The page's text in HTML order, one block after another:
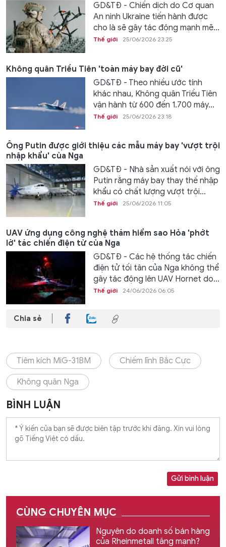
GD&TĐ - Chiến dịch do Cơ quan
An ninh Ukraine tiến hành được
cho là sẽ gây tác động mạnh mẽ...
Thế giới 25/06/2026 23:25
Không quân Triều Tiên 'toàn máy bay đời cũ'
GD&TĐ - Theo nhiều ước tính
khác nhau, Không quân Triều Tiên
vận hành từ 600 đến 1.700 máy...
Thế giới 25/06/2026 23:18
Ông Putin được giới thiệu các mẫu máy bay 'vượt trội
nhập khẩu' của Nga
GD&TĐ - Nhà sản xuất nói với ông
Putin rằng máy bay thay thế nhập
khẩu có chất lượng vượt trội...
Thế giới 25/06/2026 11:05
UAV ứng dụng công nghệ thám hiểm sao Hỏa 'phớt
lờ' tác chiến điện tử của Nga
GD&TĐ - Các hệ thống tác chiến
điện tử tối tân của Nga không thể
gây tác động lên UAV Hornet do...
Thế giới 24/06/2026 06:05
Chia sẻ
Tiêm kích MiG-31BM Chiếm lĩnh Bắc Cực
Không quân Nga
BÌNH LUẬN
Gửi bình luận
CÙNG CHUYÊN MỤC
Nguyên do doanh số bán hàng
của Rheinmetall tăng mạnh?